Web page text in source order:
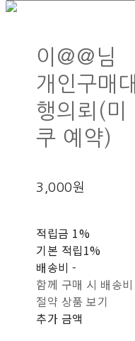
이@@님
개인구매대
행의뢰(미
쿠 예약)
3,000원
적립금 1%
기본 적립1%
배송비-
함께 구매 시 배송비
절약 상품 보기
추가 금액